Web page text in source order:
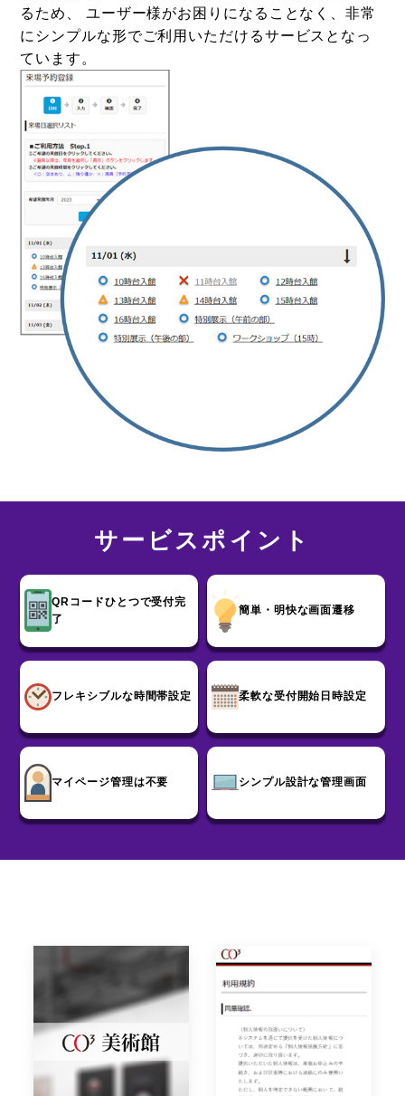
るため、 ユーザー様がお困りになることなく、非常
にシンプルな形でご利用いただけるサービスとなっ
ています。
サービスポイント
QRコードひとつで受付完
了
簡単・明快な画面遷移
フレキシブルな時間帯設定 柔軟な受付開始日時設定
マイページ管理は不要 シンプル設計な管理画面